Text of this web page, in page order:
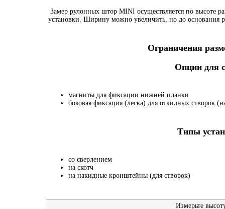
Замер рулонных штор MINI осуществляется по высоте
установки. Ширину можно увеличить, но до основания
Ограничения
Опции для
магниты для фиксации нижней планки
боковая фиксация (леска) для откидных створок
Типы
со сверлением
на скотч
на накидные кронштейны (для створок)
Измерьте